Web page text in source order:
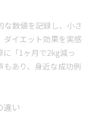
な数値を記録し、小さ
ダイエット効果を実感
に「1ヶ月で2kg減っ
あり、身近な成功例
違い